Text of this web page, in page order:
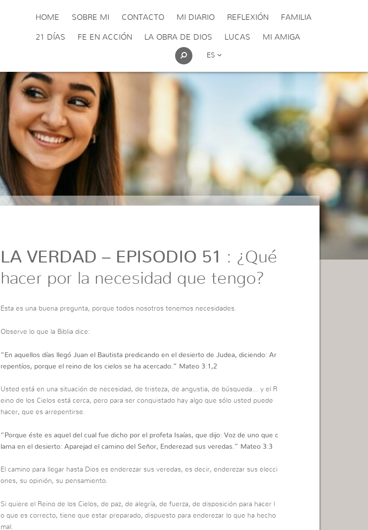
HOME SOBRE MI CONTACTO MI DIARIO REFLEXIÓN FAMILIA
21 DÍAS FE EN ACCIÓN LA OBRA DE DIOS LUCAS MI AMIGA
ES
LA VERDAD – EPISODIO 51 : ¿Qué
hacer por la necesidad que tengo?
Esta es una buena pregunta, porque todos nosotros tenemos necesidades.
Observe lo que la Biblia dice:
“ En aquellos días llegó Juan el Bautista predicando en el desierto de Judea, diciendo: Ar
repentíos, porque el reino de los cielos se ha acercado.” Mateo 3:1,2
Usted está en una situación de necesidad, de tristeza, de angustia, de búsqueda… y el R
eino de los Cielos está cerca, pero para ser conquistado hay algo que sólo usted puede
hacer, que es arrepentirse.
“ Porque éste es aquel del cual fue dicho por el profeta Isaías, que dijo: Voz de uno que c
lama en el desierto: Aparejad el camino del Señor, Enderezad sus veredas.” Mateo 3:3
El camino para llegar hasta Dios es enderezar sus veredas, es decir, enderezar sus elecci
ones, su opinión, su pensamiento.
Si quiere el Reino de los Cielos, de paz, de alegría, de fuerza, de disposición para hacer l
o que es correcto, tiene que estar preparado, dispuesto para enderezar lo que ha hecho
mal.